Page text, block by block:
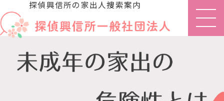
探偵興信所の家出人捜索案内